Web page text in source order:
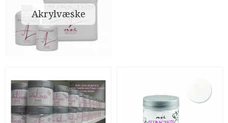
Akrylvæske